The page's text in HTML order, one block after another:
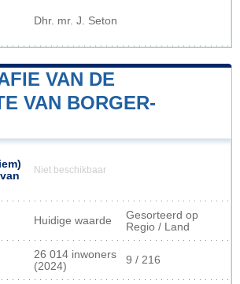
Dhr. mr. J. Seton
VAN DE
VAN BORGER-
Niet beschikbaar
Huidige waarde
Gesorteerd op
Regio / Land
26 014 inwoners
(2024)
9 / 216